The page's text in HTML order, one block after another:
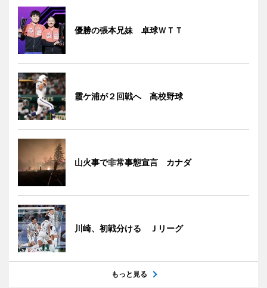
優勝の張本兄妹 卓球ＷＴＴ
霞ケ浦が２回戦へ 高校野球
山火事で非常事態宣言 カナダ
川崎、初戦分ける Ｊリーグ
もっと見る